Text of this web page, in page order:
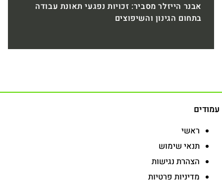
אבנר הייזלר מסביר: זכויות נפגעי תאונת עבודה
בתחום הגינון והשיפוצים
עמודים
ראשי
תנאי שימוש
הצהרת נגישות
מדיניות פרטיות